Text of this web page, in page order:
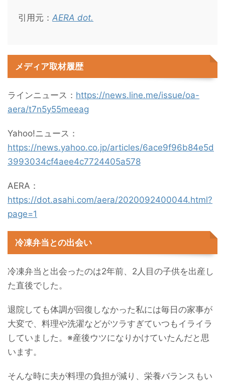
引用元： AERA dot.
メディア取材履歴
ラインニュース： https://news.line.me/issue/oa-
aera/t7n5y55meeag
Yahoo!ニュース：
https://news.yahoo.co.jp/articles/6ace9f96b84e5d
3993034cf4aee4c7724405a578
AERA：
https://dot.asahi.com/aera/2020092400044.html?
page=1
冷凍弁当との出会い
冷凍弁当と出会ったのは2年前、2人目の子供を出産し
た直後でした。
退院しても体調が回復しなかった私には毎日の家事が
大変で、料理や洗濯などがツラすぎていつもイライラ
していました。※産後ウツになりかけていたんだと思
います。
そんな時に夫が料理の負担が減り、栄養バランスもい